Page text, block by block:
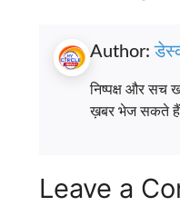
Author:
निष्पक्ष और सच
ख़बर भेज सकते
Leave a